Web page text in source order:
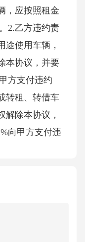
，应按照租金
2.乙方违约责
途使用车辆，
本协议，并要
方支付违约
转租、转借车
解除本协议，
向甲方支付违
照本协议约
甲方支付违约